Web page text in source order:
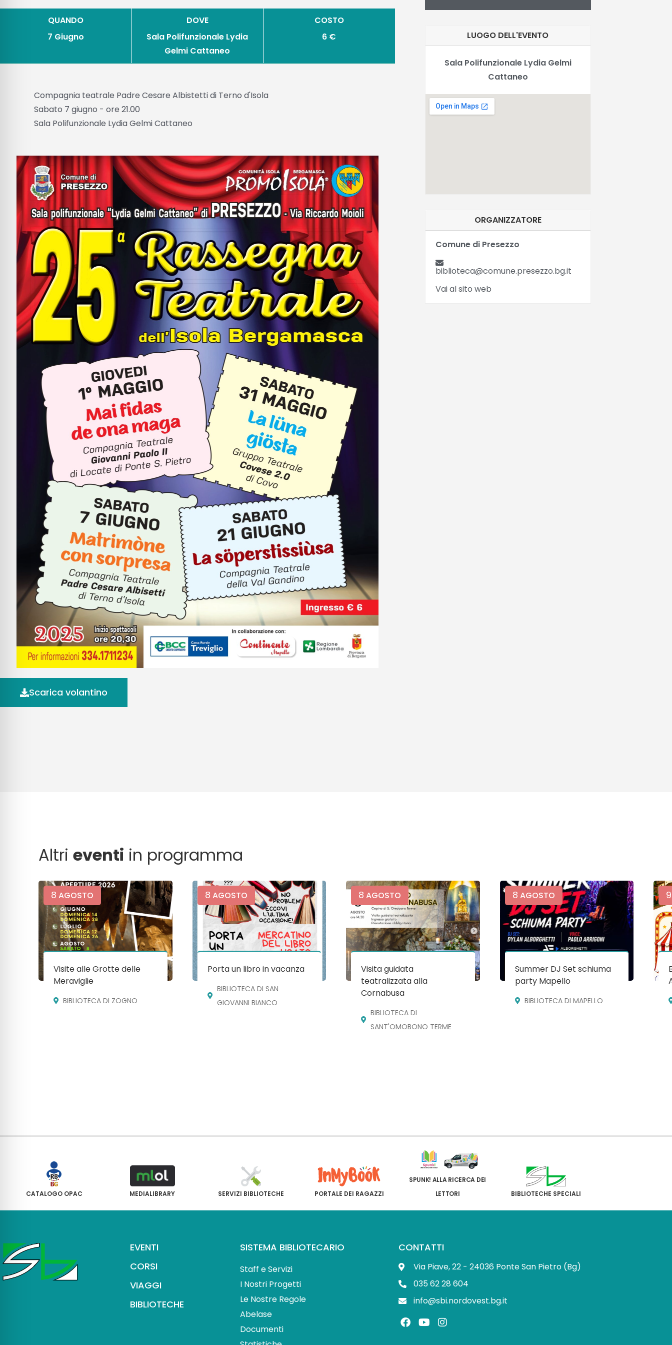
QUANDO
7 Giugno
DOVE
Sala Polifunzionale Lydia
Gelmi Cattaneo
COSTO
6 €
Compagnia teatrale Padre Cesare Albistetti di Terno d'Isola
Sabato 7 giugno - ore 21.00
Sala Polifunzionale Lydia Gelmi Cattaneo
Scarica volantino
LUOGO DELL'EVENTO
Sala Polifunzionale Lydia Gelmi
Cattaneo
ORGANIZZATORE
Comune di Presezzo
biblioteca@comune.presezzo.bg.it
Vai al sito web
Altrieventi in programma
8 AGOSTO
Visite alle Grotte delle
Meraviglie
BIBLIOTECA DI ZOGNO
8 AGOSTO
Porta un libro in vacanza
BIBLIOTECA DI SAN
GIOVANNI BIANCO
8 AGOSTO
Visita guidata
teatralizzata alla
Cornabusa
BIBLIOTECA DI
SANT'OMOBONO TERME
8 AGOSTO
Summer DJ Set schiuma
party Mapello
BIBLIOTECA DI MAPELLO
9
CATALOGO OPAC MEDIALIBRARY SERVIZI BIBLIOTECHE PORTALE DEI RAGAZZI
SPUNK! ALLA RICERCA DEI
LETTORI
BIBLIOTECHE SPECIALI
EVENTI
CORSI
VIAGGI
BIBLIOTECHE
SISTEMA BIBLIOTECARIO
Staff e Servizi
I Nostri Progetti
Le Nostre Regole
Abelase
Documenti
CONTATTI
Via Piave, 22 - 24036 Ponte San Pietro (Bg)
035 62 28 604
info@sbi.nordovest.bg.it
F
a
Y
o
I
n